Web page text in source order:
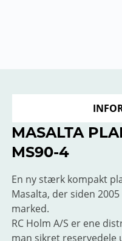
MASALTA
MS90-4
En ny stærk kompakt
Masalta, der siden
marked.
RC Holm A/S er ene
man sikret reservedele